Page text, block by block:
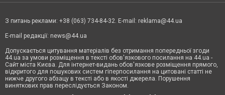
З питань реклами: +38 (063) 734-84-32. E-mail: reklama@44.ua
E-mail редакції: news@44.ua
Допускається цитування матеріалів без отримання попередньої згоди
44.ua за умови розміщення в тексті обов'язкового посилання на 44.ua -
Сайт міста Києва. Для інтернет-видань обов'язкове розміщення прямого,
відкритого для пошукових систем гіперпосилання на цитовані статті не
нижче другого абзацу в тексті або в якості джерела. Порушення
виняткових прав переслідується Законом.